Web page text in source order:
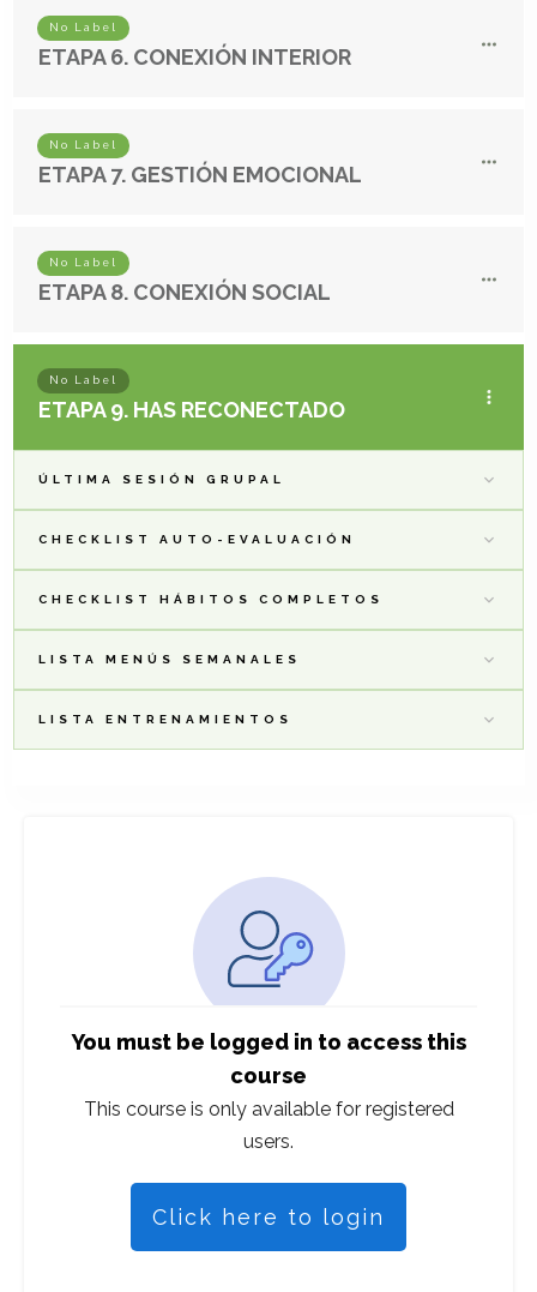
You must be logged in to access this
course
This course is only available for registered
users.
Click here to login
No Label
ETAPA 6. CONEXIÓN INTERIOR
No Label
ETAPA 7. GESTIÓN EMOCIONAL
No Label
ETAPA 8. CONEXIÓN SOCIAL
No Label
ETAPA 9. HAS RECONECTADO
ÚLTIMA SESIÓN GRUPAL
CHECKLIST AUTO-EVALUACIÓN
CHECKLIST HÁBITOS COMPLETOS
LISTA MENÚS SEMANALES
LISTA ENTRENAMIENTOS